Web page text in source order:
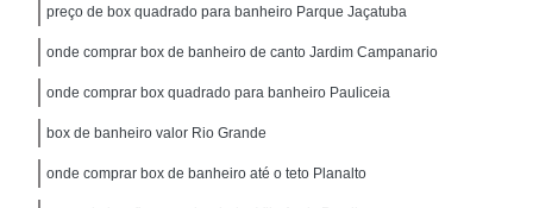
preço de box quadrado para banheiro Parque Jaçatuba
onde comprar box de banheiro de canto Jardim Campanario
onde comprar box quadrado para banheiro Pauliceia
box de banheiro valor Rio Grande
onde comprar box de banheiro até o teto Planalto